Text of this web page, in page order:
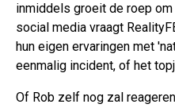
inmiddels groeit de roep
social media vraagt
hun eigen ervaringen met
eenmalig incident, of het
Of Rob zelf nog zal